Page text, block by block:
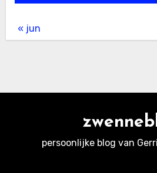
« jun
persoonlijke blog van